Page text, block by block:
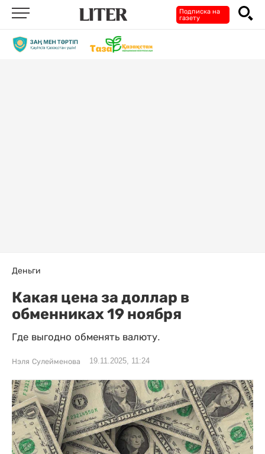
Подписка на
газету
Деньги
Какая цена за доллар в
обменниках 19 ноября
Где выгодно обменять валюту.
Нэля Сулейменова 19.11.2025, 11:24